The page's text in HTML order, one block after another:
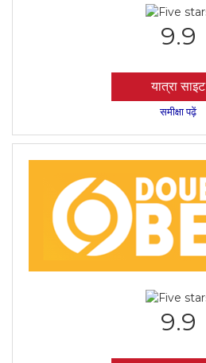
9.9
यात्रा साइट
समीक्षा पढ़ें
9.9